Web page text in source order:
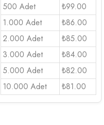
500 Adet
₺99.00
1.000 Adet
₺86.00
2.000 Adet
₺85.00
3.000 Adet
₺84.00
5.000 Adet
₺82.00
10.000 Adet
₺81.00